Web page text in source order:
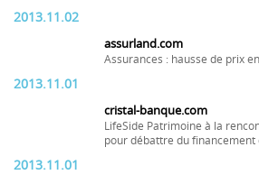
2013.11.02
assurland.com
Assurances : hausse de prix
2013.11.01
cristal-banque.com
LifeSide Patrimoine à la
pour débattre du
2013.11.01